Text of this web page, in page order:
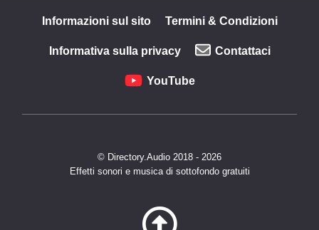
Informazioni sul sito Termini & Condizioni
Informativa sulla privacy Contattaci
YouTube
© Directory.Audio 2018 - 2026
Effetti sonori e musica di sottofondo gratuiti